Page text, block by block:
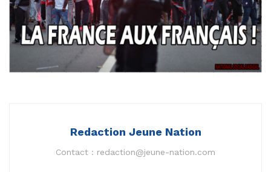
Redaction Jeune Nation
Contact : redaction@jeune-nation.com